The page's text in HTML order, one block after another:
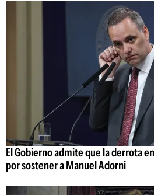
El Gobierno admite que la derrota
por sostener a Manuel Adorni